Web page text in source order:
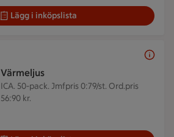
Lägg i inköpslista
Värmeljus
ICA. 50-pack. Jmfpris 0:79/st. Ord.pris
56:90 kr.